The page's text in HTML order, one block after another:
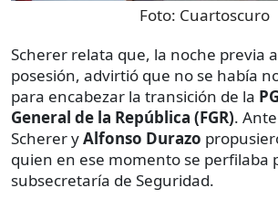
Foto: Cuartoscuro
Scherer relata que, la noche previa
posesión, advirtió que no se había
para encabezar la transición de la
General de la República (FGR).
Scherer yAlfonso Durazo
quien en ese momento se perfilaba
subsecretaría de Seguridad.